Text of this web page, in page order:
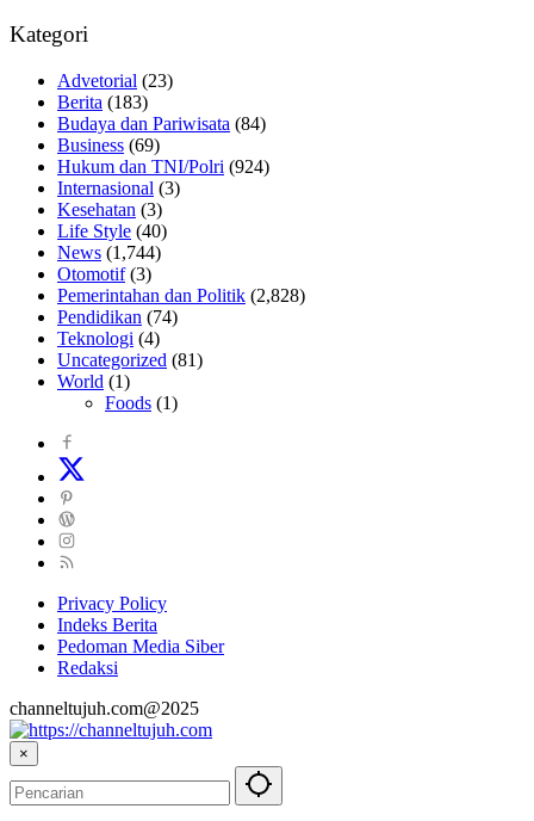
Kategori
Advetorial (23)
Berita (183)
Budaya dan Pariwisata (84)
Business (69)
Hukum dan TNI/Polri (924)
Internasional (3)
Kesehatan (3)
Life Style (40)
News (1,744)
Otomotif(3)
Pemerintahan dan Politik (2,828)
Pendidikan (74)
Teknologi (4)
Uncategorized (81)
World (1)
Foods (1)
Privacy Policy
Indeks Berita
Pedoman Media Siber
Redaksi
channeltujuh.com@2025
×